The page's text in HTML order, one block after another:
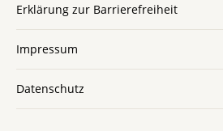
Erklärung zur Barrierefreiheit
Impressum
Datenschutz